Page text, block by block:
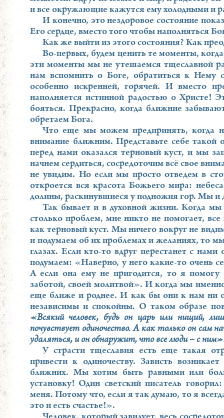
и все окружающие кажутся ему холодными и
И конечно, это нездоровое состояние
Его сердце, вместо того чтобы наполняться
Как же выйти из этого состояния? Как
Во-первых, будем ценить те моменты,
эти моменты мы не утешаемся тщеславной
нам вспомнить о Боге, обратиться к Нему
особенно искренней, горячей. И вместо
наполняется истинной радостью о Христе!
бояться. Прекрасно, когда ближние
обретаем Бога.
Что еще мы можем предпринять, когда
внимание ближним. Представьте себе
перед нами оказался терновый куст, и мы
начнем сердиться, сосредоточим всё свое
не увидим. Но если мы просто отведем в
откроется вся красота Божьего мира:
долины, раскинувшиеся у подножия гор. Мы и
Так бывает и в духовной жизни. Когда
столько проблем, мне никто не помогает,
как терновый куст. Мы ничего вокруг не
и подумаем об их проблемах и желаниях, то
глазах. Если кто-то вдруг перестанет с
подумаем: «Наверно, у него какие-то очень
А если она ему не пригодится, то я
заботой, своей молитвой». И когда мы
еще ближе и роднее. И как бы они к нам ни
независимы и спокойны. О таком образе
«Всякий человек, будь он царь или нищий,
почувствует одиночество. А как только он сам
удаляться, и он обнаружит, что все люди – с
У страсти тщеславия есть еще такая
привести к одиночеству. Зависть
ближних. Мы хотим быть равными или
установку! Один светский писатель
меня. Потому что, если я так думаю, то я
это и есть счастье!».